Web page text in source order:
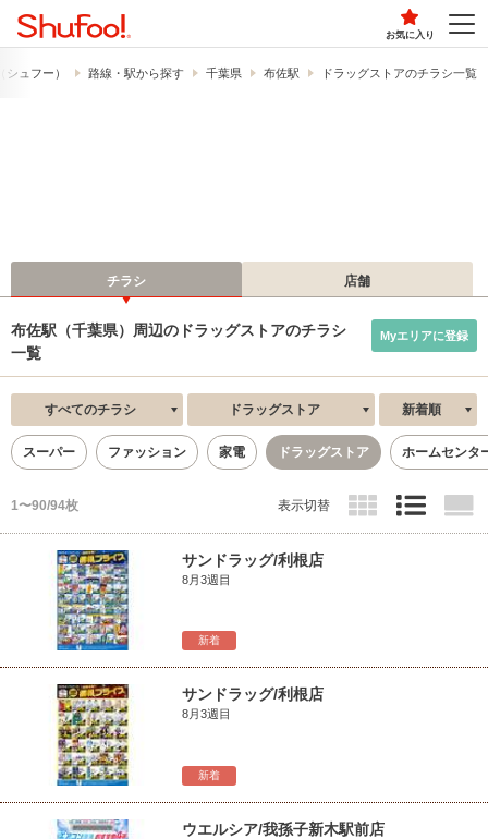
お気に入り
ュフー） 路線・駅から探す 千葉県 布佐駅 ドラッグストアのチラシ一覧
チラシ 店舗
布佐駅（千葉県）周辺のドラッグストアのチラシ
一覧
Myエリアに登録
すべてのチラシ ドラッグストア 新着順
スーパー ファッション 家電 ドラッグストア ホームセンタ
1〜90/94枚 表示切替
新着
サンドラッグ/利根店
8月3週目
新着
サンドラッグ/利根店
8月3週目
ウエルシア/我孫子新木駅前店